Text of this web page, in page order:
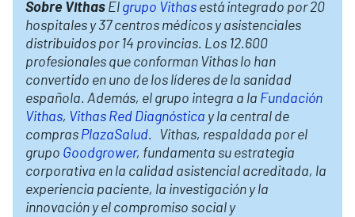
Sobre Vithas El grupo Vithas está integrado por 20
hospitales y 37 centros médicos y asistenciales
distribuidos por 14 provincias. Los 12.600
profesionales que conforman Vithas lo han
convertido en uno de los líderes de la sanidad
española. Además, el grupo integra a la Fundación
Vithas, Vithas Red Diagnóstica y la central de
compras PlazaSalud. Vithas, respaldada por el
grupo Goodgrower, fundamenta su estrategia
corporativa en la calidad asistencial acreditada, la
experiencia paciente, la investigación y la
innovación y el compromiso social y